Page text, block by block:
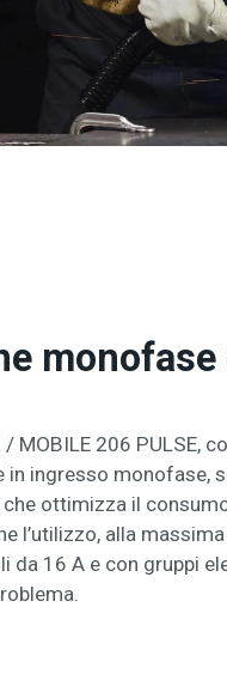
monofase
MOBILE 206 PULSE,
in ingresso monofase,
che ottimizza il
l’utilizzo, alla
da 16 A e con gruppi